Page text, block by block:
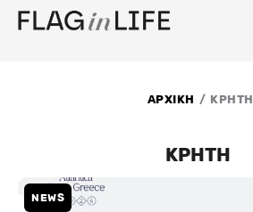
Μετάβαση
στο
ΑΡΧΙΚΗ / ΚΡΗΤΗ
ΚΡΗΤΗ
NEWS